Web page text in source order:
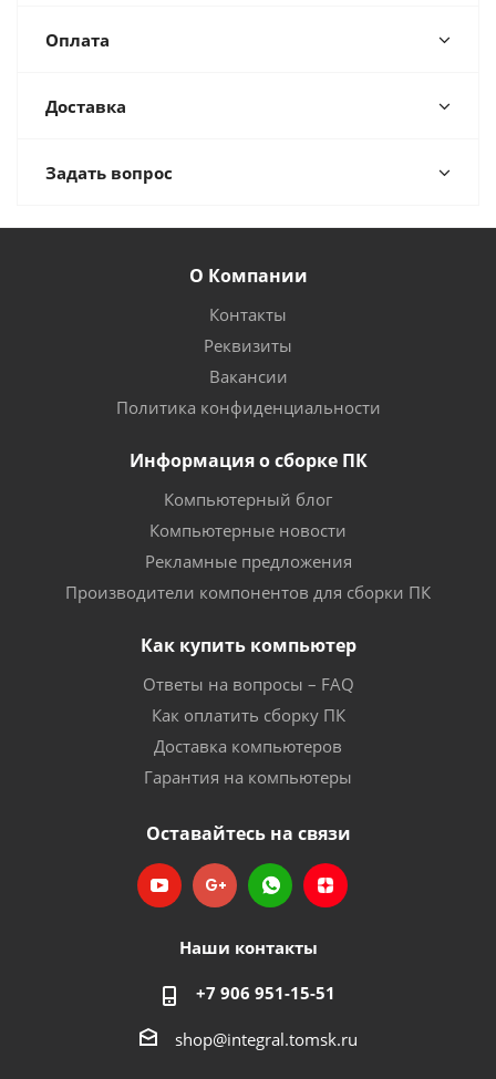
Оплата
Доставка
Задать вопрос
О Компании
Контакты
Реквизиты
Вакансии
Политика конфиденциальности
Информация о сборке ПК
Компьютерный блог
Компьютерные новости
Рекламные предложения
Производители компонентов для сборки ПК
Как купить компьютер
Ответы на вопросы – FAQ
Как оплатить сборку ПК
Доставка компьютеров
Гарантия на компьютеры
Оставайтесь на связи
Наши контакты
+7 906 951-15-51
shop@integral.tomsk.ru